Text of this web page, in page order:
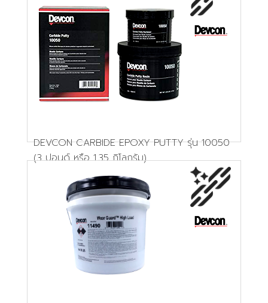
DEVCON CARBIDE EPOXY PUTTY รุ่น 10050
(3 ปอนด์ หรือ 1.35 กิโลกรัม)